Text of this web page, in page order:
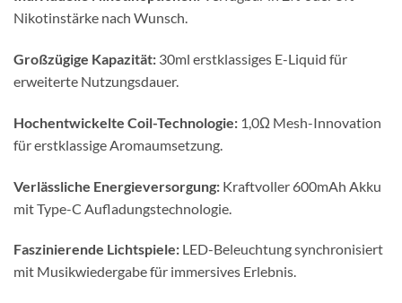
Nikotinstärke nach Wunsch.
Großzügige Kapazität: 30ml erstklassiges E-Liquid für
erweiterte Nutzungsdauer.
Hochentwickelte Coil-Technologie: 1,0Ω Mesh-Innovation
für erstklassige Aromaumsetzung.
Verlässliche Energieversorgung: Kraftvoller 600mAh Akku
mit Type-C Aufladungstechnologie.
Faszinierende Lichtspiele: LED-Beleuchtung synchronisiert
mit Musikwiedergabe für immersives Erlebnis.